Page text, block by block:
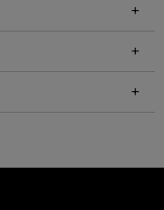
+
+
+